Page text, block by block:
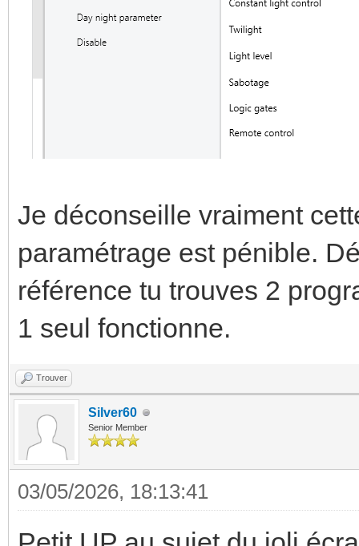
Je déconseille vraiment
paramétrage est pénible.
référence tu trouves 2
1 seul fonctionne.
Trouver
Silver60
Senior Member
03/05/2026, 18:13:41